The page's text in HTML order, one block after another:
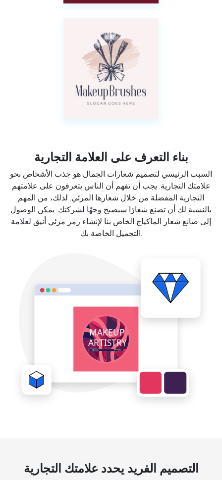
بناء التعرف على العلامة التجارية
السبب الرئيسي لتصميم شعارات الجمال هو جذب الأشخاص نحو
علامتك التجارية. يجب أن تفهم أن الناس يتعرفون على علامتهم
التجارية المفضلة من خلال شعارها المرئي. لذلك، من المهم
بالنسبة لك أن تصنع شعارًا سيصبح وجهًا لشركتك. يمكن الوصول
إلى صانع شعار الماكياج الخاص بنا لإنشاء رمز مرئي أنيق لعلامة
التجميل الخاصة بك.
التصميم الفريد يحدد علامتك التجارية